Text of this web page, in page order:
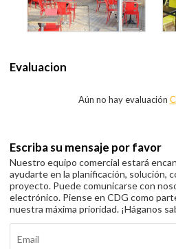
Evaluacion
Aún no hay evaluación
Escriba su mensaje por favor
Nuestro equipo comercial estará
ayudarte en la planificación, solución,
proyecto. Puede comunicarse con
electrónico. Piense en CDG como
nuestra máxima prioridad. ¡Háganos